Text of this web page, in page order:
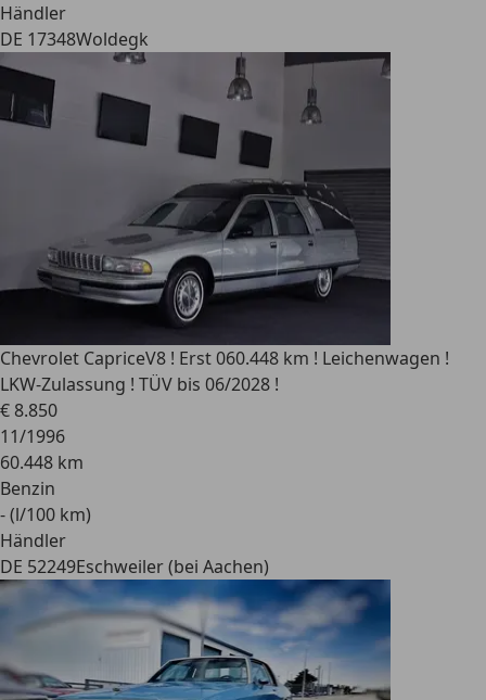
Händler
DE 17348Woldegk
Chevrolet CapriceV8 ! Erst 060.448 km ! Leichenwagen !
LKW-Zulassung ! TÜV bis 06/2028 !
€ 8.850
11/1996
60.448 km
Benzin
- (l/100 km)
Händler
DE 52249Eschweiler (bei Aachen)